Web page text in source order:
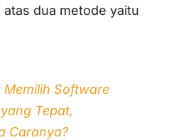
dua metode yaitu
Memilih Software
Tepat,
Caranya?